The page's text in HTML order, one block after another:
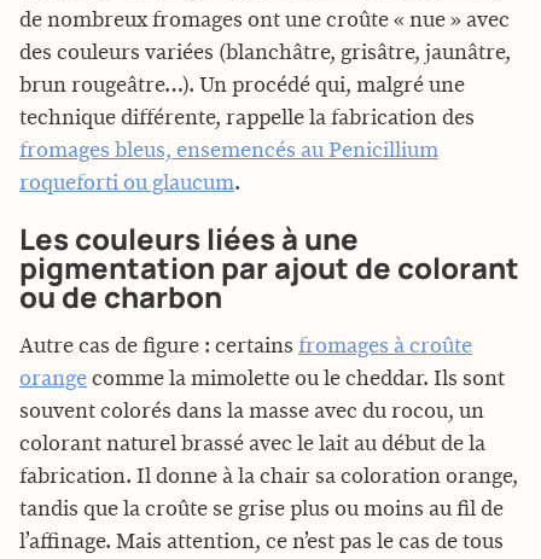
de nombreux fromages ont une croûte « nue » avec
des couleurs variées (blanchâtre, grisâtre, jaunâtre,
brun rougeâtre…). Un procédé qui, malgré une
technique différente, rappelle la fabrication des
fromages bleus, ensemencés au Penicillium
roqueforti ou glaucum.
Les couleurs liées à une
pigmentation par ajout de colorant
ou de charbon
Autre cas de figure : certains fromages à croûte
orange comme la mimolette ou le cheddar. Ils sont
souvent colorés dans la masse avec du rocou, un
colorant naturel brassé avec le lait au début de la
fabrication. Il donne à la chair sa coloration orange,
tandis que la croûte se grise plus ou moins au fil de
l’affinage. Mais attention, ce n’est pas le cas de tous